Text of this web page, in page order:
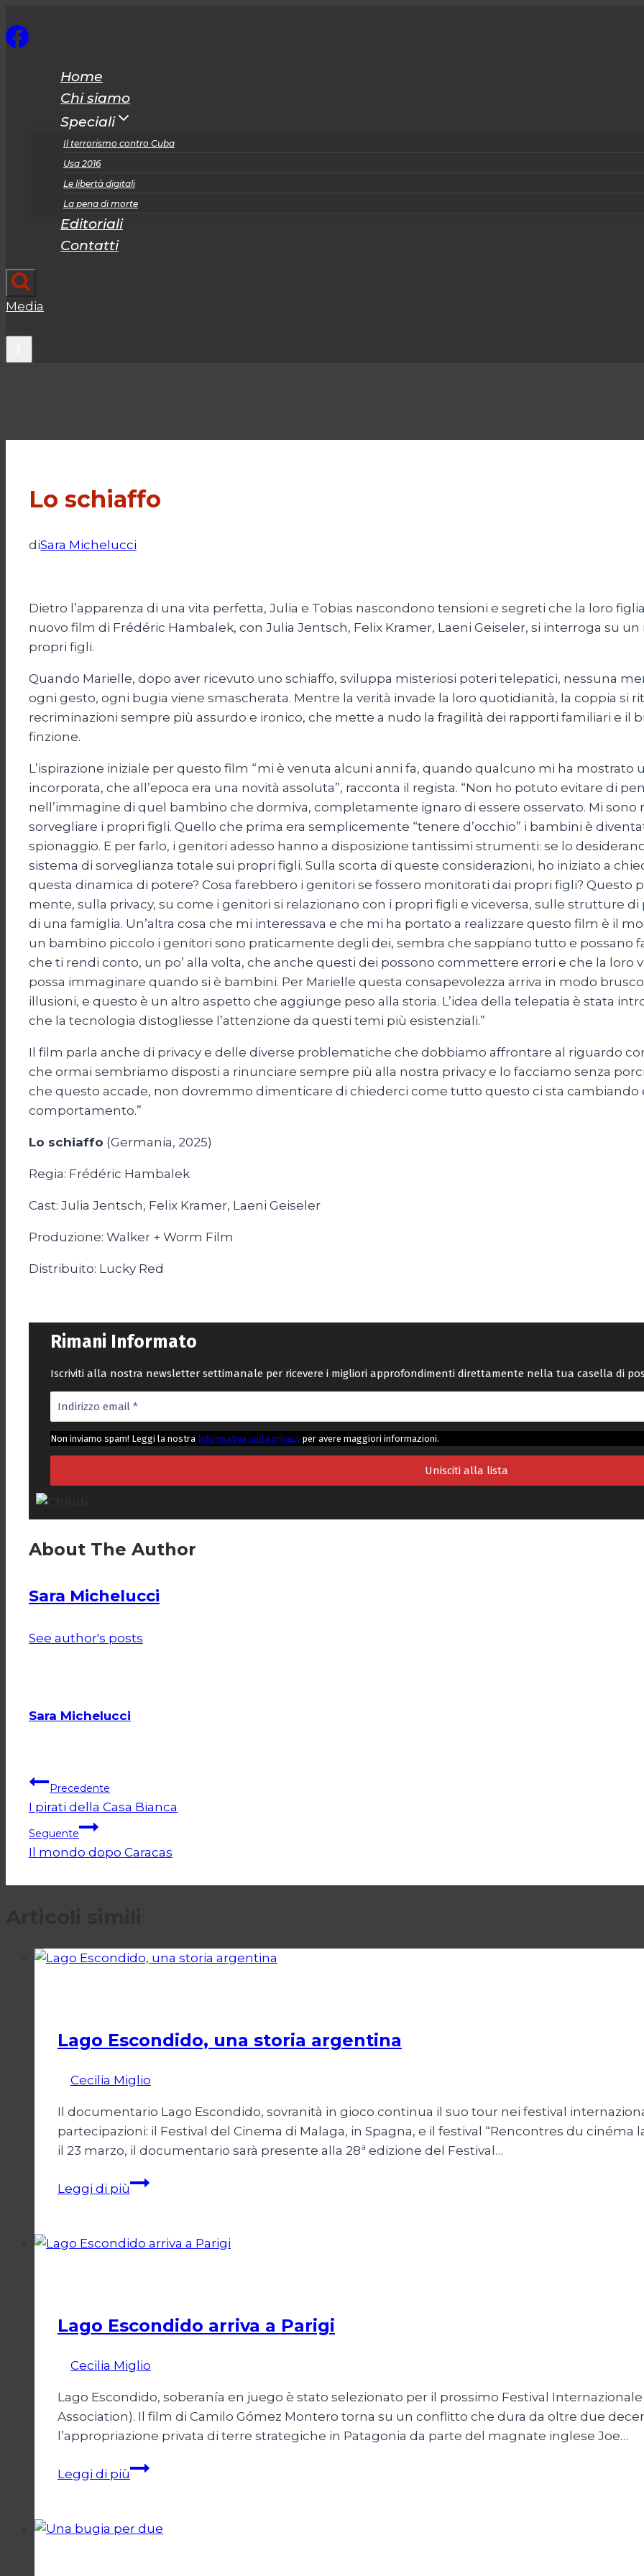
al
Home
Chi siamo
Speciali
Il terrorismo contro Cuba
Usa 2016
Le libertà digitali
La pena di morte
Editoriali
Contatti
Media
Lo schiaffo
diSara Michelucci
Dietro l’apparenza di una vita perfetta, Julia e Tobias nascondono tensioni e segreti che la loro
nuovo film di Frédéric Hambalek, con Julia Jentsch, Felix Kramer, Laeni Geiseler, si interroga su
propri figli.
Quando Marielle, dopo aver ricevuto uno schiaffo, sviluppa misteriosi poteri telepatici, nessuna
ogni gesto, ogni bugia viene smascherata. Mentre la verità invade la loro quotidianità, la coppia si
recriminazioni sempre più assurdo e ironico, che mette a nudo la fragilità dei rapporti familiari e il
finzione.
L’ispirazione iniziale per questo film “mi è venuta alcuni anni fa, quando qualcuno mi ha
incorporata, che all’epoca era una novità assoluta”, racconta il regista. “Non ho potuto evitare di
nell’immagine di quel bambino che dormiva, completamente ignaro di essere osservato. Mi
sorvegliare i propri figli. Quello che prima era semplicemente “tenere d’occhio” i bambini è
spionaggio. E per farlo, i genitori adesso hanno a disposizione tantissimi strumenti: se lo
sistema di sorveglianza totale sui propri figli. Sulla scorta di queste considerazioni, ho iniziato a
questa dinamica di potere? Cosa farebbero i genitori se fossero monitorati dai propri figli?
mente, sulla privacy, su come i genitori si relazionano con i propri figli e viceversa, sulle strutture
di una famiglia. Un’altra cosa che mi interessava e che mi ha portato a realizzare questo film è il
un bambino piccolo i genitori sono praticamente degli dei, sembra che sappiano tutto e possano
che ti rendi conto, un po’ alla volta, che anche questi dei possono commettere errori e che la loro
possa immaginare quando si è bambini. Per Marielle questa consapevolezza arriva in modo
illusioni, e questo è un altro aspetto che aggiunge peso alla storia. L’idea della telepatia è stata
che la tecnologia distogliesse l’attenzione da questi temi più esistenziali.”
Il film parla anche di privacy e delle diverse problematiche che dobbiamo affrontare al riguardo
che ormai sembriamo disposti a rinunciare sempre più alla nostra privacy e lo facciamo senza
che questo accade, non dovremmo dimenticare di chiederci come tutto questo ci sta cambiando
comportamento.”
Lo schiaffo (Germania, 2025)
Regia: Frédéric Hambalek
Cast: Julia Jentsch, Felix Kramer, Laeni Geiseler
Produzione: Walker + Worm Film
Distribuito: Lucky Red
Rimani Informato
Iscriviti alla nostra newsletter settimanale per ricevere i migliori approfondimenti direttamente nella tua casella di
Non inviamo spam! Leggi la nostra Informativa sulla privacyper avere maggiori informazioni.
About The Author
Sara Michelucci
See author's posts
Sara Michelucci
Navigazione
articoli
Precedente
I pirati della Casa Bianca
Seguente
Il mondo dopo Caracas
Lago Escondido, una storia argentina
Cecilia Miglio
Il documentario Lago Escondido, sovranità in gioco continua il suo tour nei festival
partecipazioni: il Festival del Cinema di Malaga, in Spagna, e il festival “Rencontres du cinéma
il 23 marzo, il documentario sarà presente alla 28ª edizione del Festival…
Leggi di piùLago
storia
Lago Escondido arriva a Parigi
Cecilia Miglio
Lago Escondido, soberanía en juego è stato selezionato per il prossimo Festival
Association). Il film di Camilo Gómez Montero torna su un conflitto che dura da oltre due
l’appropriazione privata di terre strategiche in Patagonia da parte del magnate inglese Joe…
Leggi di piùLago
a